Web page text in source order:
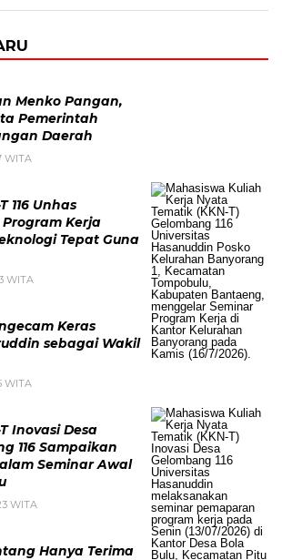
Menko Pangan,
Pemerintah
Daerah
WITA
116 Unhas
Kerja
Tepat Guna
WITA
Keras
sebagai Wakil
WITA
Inovasi Desa
116 Sampaikan
Seminar Awal
WITA
Hanya Terima